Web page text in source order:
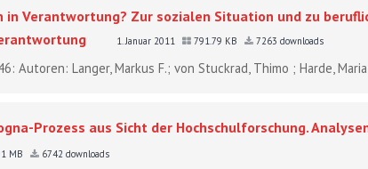
in Verantwortung? Zur sozialen Situation und zu
1. Januar 2011 791.79 KB 7263 downloads
Autoren: Langer, Markus F.; von Stuckrad, Thimo ; Harde,
Prozess aus Sicht der Hochschulforschung.
MB 6742 downloads